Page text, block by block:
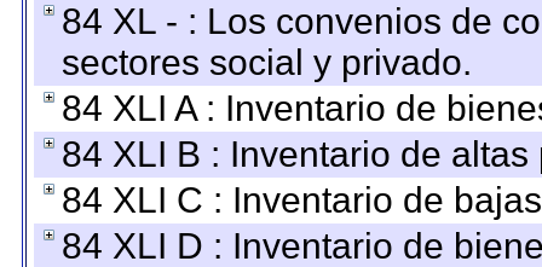
84 XL - : Los convenios de
sectores social y privado.
84 XLI A : Inventario de
84 XLI B : Inventario de
84 XLI C : Inventario de
84 XLI D : Inventario de